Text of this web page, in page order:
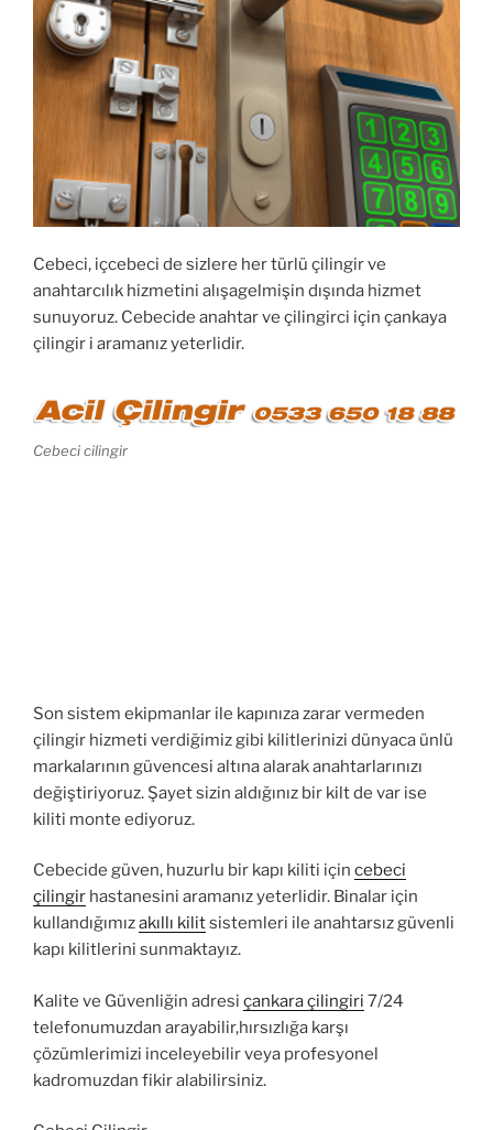
Cebeci, içcebeci de sizlere her türlü çilingir ve
anahtarcılık hizmetini alışagelmişin dışında hizmet
sunuyoruz. Cebecide anahtar ve çilingirci için çankaya
çilingir i aramanız yeterlidir.
Cebeci cilingir
Son sistem ekipmanlar ile kapınıza zarar vermeden
çilingir hizmeti verdiğimiz gibi kilitlerinizi dünyaca ünlü
markalarının güvencesi altına alarak anahtarlarınızı
değiştiriyoruz. Şayet sizin aldığınız bir kilt de var ise
kiliti monte ediyoruz.
Cebecide güven, huzurlu bir kapı kiliti için cebeci
çilingir hastanesini aramanız yeterlidir. Binalar için
kullandığımızakıllı kilitsistemleri ile anahtarsız güvenli
kapı kilitlerini sunmaktayız.
Kalite ve Güvenliğin adresi çankara çilingiri 7/24
telefonumuzdan arayabilir,hırsızlığa karşı
çözümlerimizi inceleyebilir veya profesyonel
kadromuzdan fikir alabilirsiniz.